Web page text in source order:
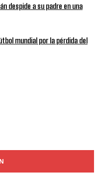
despide a su padre en una
mundial por la pérdida del